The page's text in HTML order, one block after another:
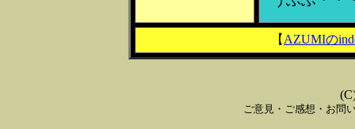
【 AZUMIの
ご意見・ご感想・お問